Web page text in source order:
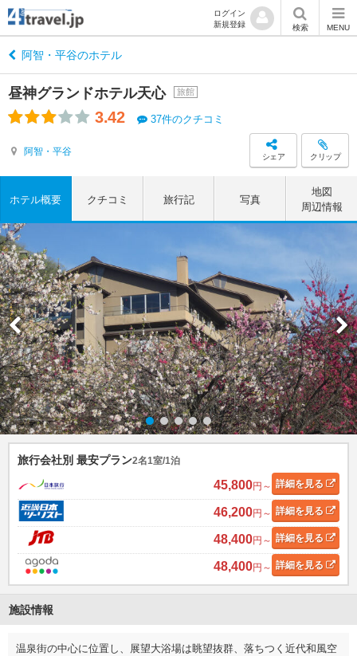
ログイン
新規登録
検索 MENU
阿智・平谷のホテル
昼神グランドホテル天心 旅館
3.42 37件のクチコミ
阿智・平谷 シェア クリップ
ホテル概要 クチコミ 旅行記 写真
地図
周辺情報
旅行会社別 最安プラン2名1室/1泊
45,800円～ 詳細を見る
46,200円～ 詳細を見る
48,400円～ 詳細を見る
48,400円～ 詳細を見る
施設情報
温泉街の中心に位置し、展望大浴場は眺望抜群、落ちつく近代和風空